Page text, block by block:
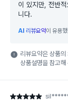
이 있지만, 전반
니다.
AI 리뷰요약이 유용
리뷰요약은 상품
상품설명을 참고해
별점 5점